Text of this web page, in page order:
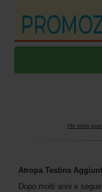
Ho visto
Atropa Testina
Dopo molti anni e